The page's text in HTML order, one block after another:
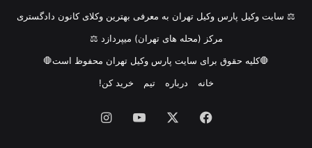
⚖ سایت وکیل پارس وکیل تهران به معرفی بهترین وکلای کانون دادگستری
مرکز (محله های تهران) میپردازد ⚖
🛑کلیه حقوق برای سایت پارس وکیل تهران محفوظ است🛑
خانه
درباره تیم خرید کن!
فیس یوتیوب